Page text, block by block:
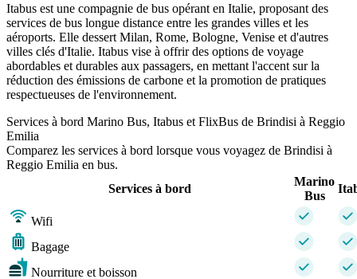
Itabus est une compagnie de bus opérant en Italie, proposant des
services de bus longue distance entre les grandes villes et les
aéroports. Elle dessert Milan, Rome, Bologne, Venise et d'autres
villes clés d'Italie. Itabus vise à offrir des options de voyage
abordables et durables aux passagers, en mettant l'accent sur la
réduction des émissions de carbone et la promotion de pratiques
respectueuses de l'environnement.
Services à bord Marino Bus, Itabus et FlixBus de Brindisi à Reggio
Emilia
Comparez les services à bord lorsque vous voyagez de Brindisi à
Reggio Emilia en bus.
Services à bord
Marino
Bus
Wifi
Bagage
Nourriture et boisson